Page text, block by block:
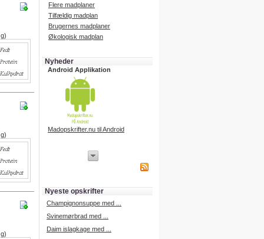
Flere madplaner
Tilfældig madplan
Brugernes madplaner
Økologisk madplan
Nyheder
Android Applikation
Madopskrifter.nu til Android
iPhone udvikling
Nyeste opskrifter
Champignonsuppe med ...
Svinemørbrad med ...
Daim islagkage med ...